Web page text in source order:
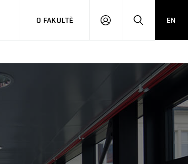
O FAKULTĚ
PŘIHLÁSITHLEDAT
EN